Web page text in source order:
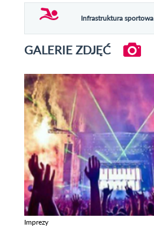
Infrastruktura sportowa
GALERIE ZDJĘĆ
Imprezy